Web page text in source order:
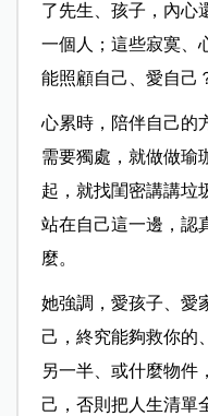
了先生、孩子，內心
一個人；這些寂寞、
能照顧自己、愛自己
心累時，陪伴自己的
需要獨處，就做做瑜
起，就找閨密講講垃
站在自己這一邊，認
麼。
她強調，愛孩子、愛
己，終究能夠救你的
另一半、或什麼物件
己，否則把人生清單